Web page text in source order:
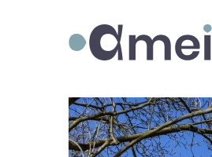
Ameizing